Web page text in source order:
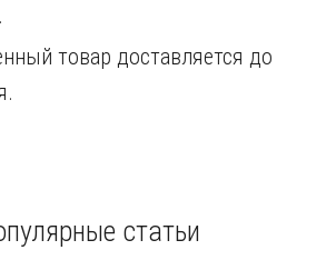
товар доставляется до
статьи